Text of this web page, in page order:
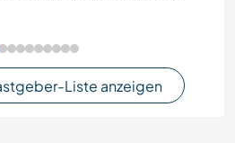
Liste anzeigen